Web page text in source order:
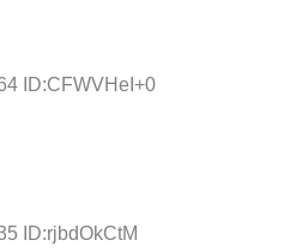
ID:CFWVHeI+0
ID:rjbdOkCtM